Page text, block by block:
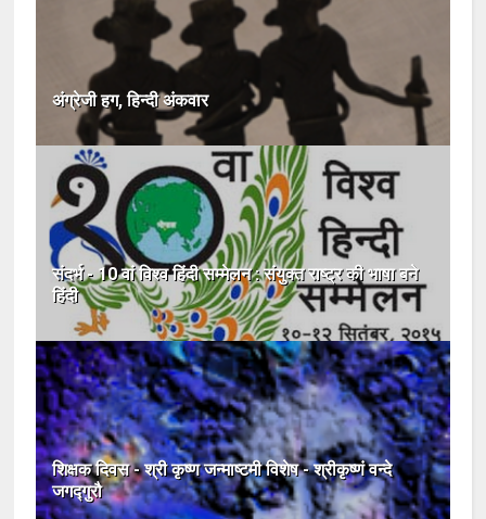
अंग्रेजी हग, हिन्दी अंकवार
संदर्भ - 10 वां विश्व हिंदी सम्मेलन : संयुक्त राष्ट्र की भाषा बने
हिंदी
शिक्षक दिवस - श्री कृष्ण जन्माष्टमी विशेष - श्रीकृष्णं वन्दे
जगद्गुरौ